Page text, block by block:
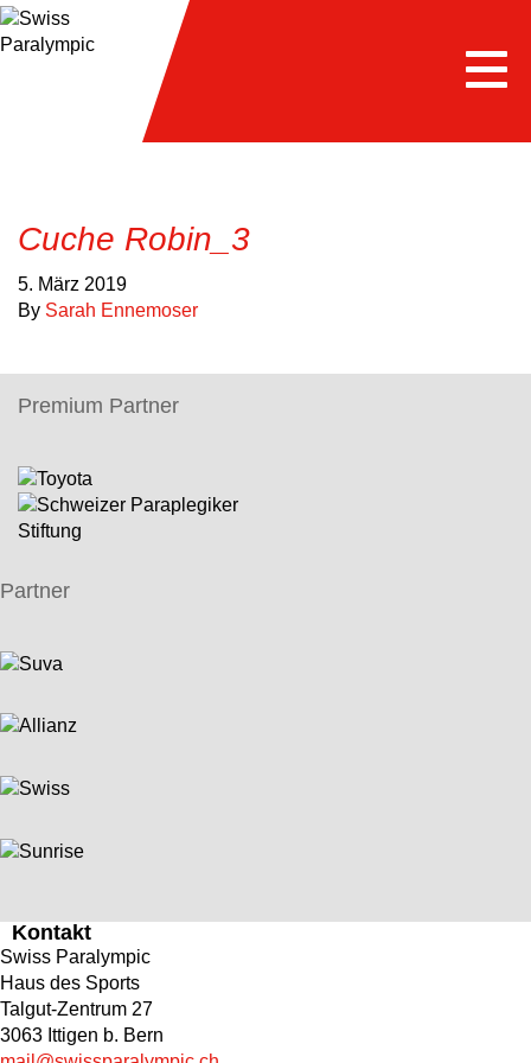
Cuche Robin_3
5. März 2019
By Sarah Ennemoser
Premium Partner
Partner
Kontakt
Swiss Paralympic
Haus des Sports
Talgut-Zentrum 27
3063 Ittigen b. Bern